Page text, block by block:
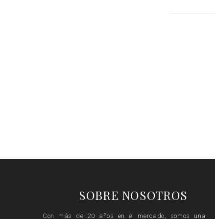
SOBRE NOSOTROS
Con más de 20 años en el mercado, somos una